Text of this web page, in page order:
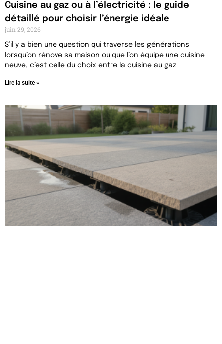
Cuisine au gaz ou à l’électricité : le guide
détaillé pour choisir l’énergie idéale
juin 29, 2026
S’il y a bien une question qui traverse les générations
lorsqu’on rénove sa maison ou que l’on équipe une cuisine
neuve, c’est celle du choix entre la cuisine au gaz
Lire la suite »